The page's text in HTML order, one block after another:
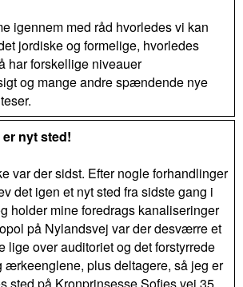
igennem med råd hvorledes vi kan
jordiske og formelige, hvorledes
har forskellige niveauer
og mange andre spændende nye
nyt sted!
var der sidst. Efter nogle forhandlinger
det igen et nyt sted fra sidste gang i
holder mine foredrags kanaliseringer
på Nylandsvej var der desværre et
lige over auditoriet og det forstyrrede
ærkeenglene, plus deltagere, så jeg er